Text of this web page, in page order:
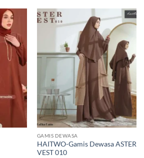
GAMIS DEWASA
HAITWO-Gamis Dewasa ASTER
VEST 010